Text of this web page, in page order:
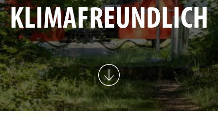
KLIMAFREUNDLICH